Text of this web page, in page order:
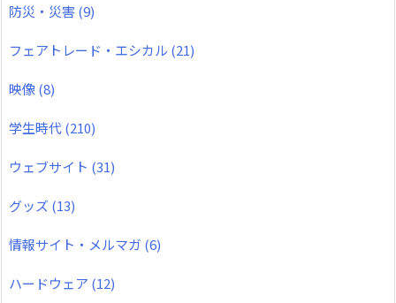
防災・災害(9)
フェアトレード・エシカル (21)
映像(8)
学生時代(210)
ウェブサイト (31)
グッズ (13)
情報サイト・メルマガ (6)
ハードウェア (12)